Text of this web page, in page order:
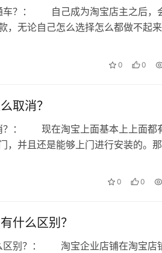
年至少能够少交一大笔钱，而这
家把更多的经历投入到你的产品上
费是不同的，大家可以对照类目
车？： 自己成为淘宝店主之后，
，无论自己怎么选择怎么都做不起
0 0
取消？
？： 现在淘宝上面基本上上面都
，并且还是能够上门进行安装的。
0 0
什么区别？
区别？： 淘宝企业店铺在淘宝店